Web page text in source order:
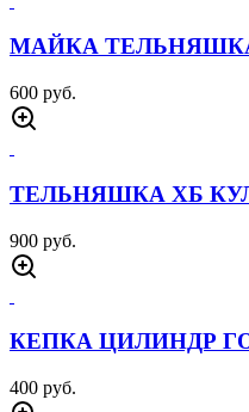
МАЙКА
600 руб.
ТЕЛЬНЯШКА ХБ
900 руб.
КЕПКА ЦИЛИНДР
400 руб.